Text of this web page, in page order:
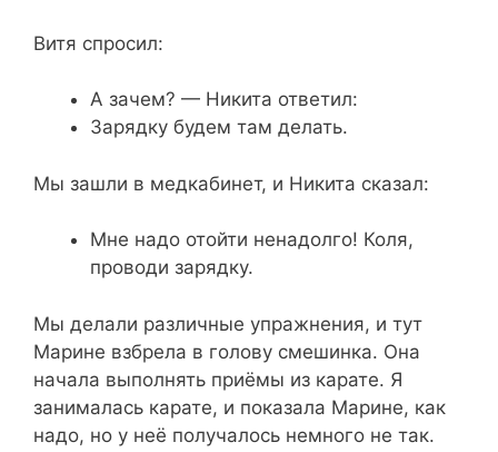
Витя спросил:
А зачем? — Никита ответил:
Зарядку будем там делать.
Мы зашли в медкабинет, и Никита сказал:
Мне надо отойти ненадолго! Коля,
проводи зарядку.
Мы делали различные упражнения, и тут
Марине взбрела в голову смешинка. Она
начала выполнять приёмы из карате. Я
занималась карате, и показала Марине, как
надо, но у неё получалось немного не так.